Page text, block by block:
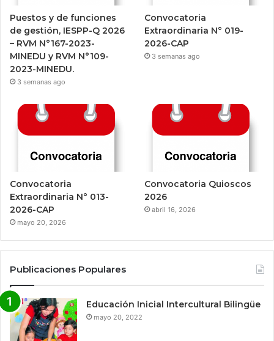
Puestos y de funciones
de gestión, IESPP-Q 2026
– RVM N°167-2023-
MINEDU y RVM N°109-
2023-MINEDU.
3 semanas ago
Convocatoria
Extraordinaria N° 019-
2026-CAP
3 semanas ago
Convocatoria
Extraordinaria N° 013-
2026-CAP
mayo 20, 2026
Convocatoria Quioscos
2026
abril 16, 2026
Publicaciones Populares
Educación Inicial Intercultural Bilingüe
mayo 20, 2022